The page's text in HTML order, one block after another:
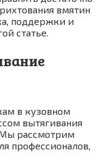
вмя­тин
под­держ­ки и
ста­тье.
в кузов­ном
вытя­ги­ва­ния
Мы рас­смот­рим
про­фес­си­о­на­лов,